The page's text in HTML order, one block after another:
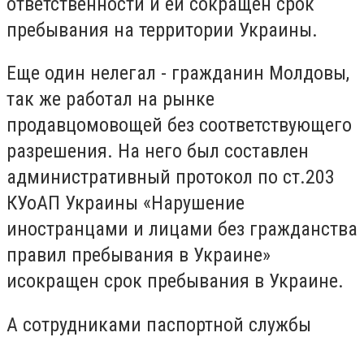
пребывания на территории Украины.
Еще один нелегал - гражданин Молдовы,
так же работал на рынке
продавцомовощей без соответствующего
разрешения. На него был составлен
административный протокол по ст.203
КУоАП Украины «Нарушение
иностранцами и лицами без гражданства
правил пребывания в Украине»
исокращен срок пребывания в Украине.
А сотрудниками паспортной службы